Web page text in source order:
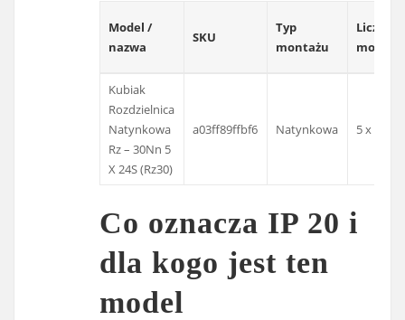
Model /
nazwa
SKU
Typ
montażu
Liczba
Kubiak
Rozdzielnica
Natynkowa
Rz – 30Nn 5
X 24S (Rz30)
a03ff89ffbf6 Natynkowa 5 x 24S
Co oznacza IP 20 i
dla kogo jest ten
model